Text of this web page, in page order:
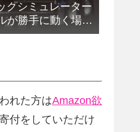
クシミュレーター
が勝手に動く場合
れた方はAmazon欲
付をしていただけ